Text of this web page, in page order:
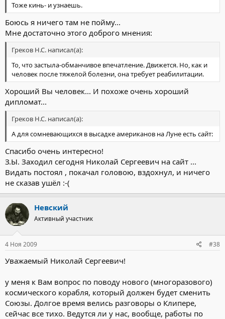
Тоже кинь- и узнаешь.
Боюсь я ничего там не пойму...
Мне достаточно этого доброго мнения:
Греков Н.С. написал(а):
То, что застыла-обманчивое впечатление. Движется. Но, как и
человек после тяжелой болезни, она требует реабилитации.
Хороший Вы человек... И похоже очень хороший
дипломат...
Греков Н.С. написал(а):
А для сомневающихся в высадке американов на Луне есть сайт:
Спасибо очень интересно!
З.Ы. Заходил сегодня Николай Сергеевич на сайт ...
Видать постоял , покачал головою, вздохнул, и ничего
не сказав ушёл :-(
Невский
Активный участник
4 Ноя 2009 #38
Уважаемый Николай Сергеевич!
у меня к Вам вопрос по поводу нового (многоразового)
космического корабля, который должен будет сменить
Союзы. Долгое время велись разговоры о Клипере,
сейчас все тихо. Ведутся ли у нас, вообще, работы по